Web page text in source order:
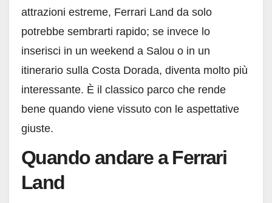
attrazioni estreme, Ferrari Land da solo
potrebbe sembrarti rapido; se invece lo
inserisci in un weekend a Salou o in un
itinerario sulla Costa Dorada, diventa molto più
interessante. È il classico parco che rende
bene quando viene vissuto con le aspettative
giuste.
Quando andare a Ferrari
Land